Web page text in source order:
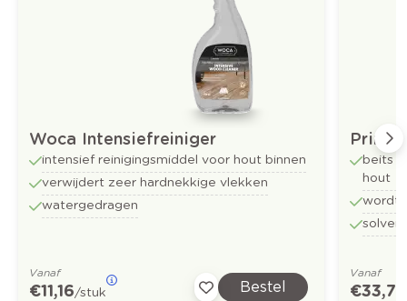
Woca Intensiefreiniger
intensief reinigingsmiddel voor hout binnen
verwijdert zeer hardnekkige vlekken
watergedragen
Vanaf
€ 11,16/stuk Bestel
Prime
beits
hout
wordt
Vanaf
€ 33,72